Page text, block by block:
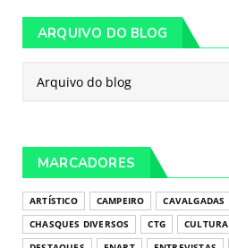
ARQUIVO DO BLOG
MARCADORES
ARTÍSTICO CAMPEIRO CAVALGADAS
CHASQUES DIVERSOS
CTG CULTURA